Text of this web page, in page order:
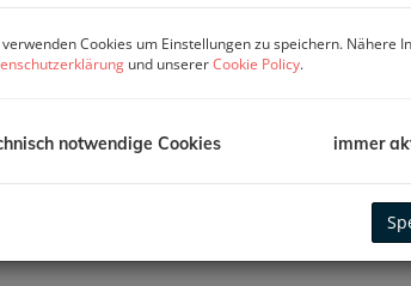
Cookies um Einstellungen zu speichern. Nähere
und unsererCookie Policy.
notwendige Cookies immer